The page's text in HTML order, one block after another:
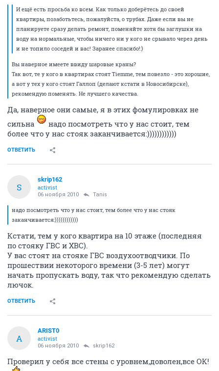
И ещё есть просьба ко всем. Как только доберётесь до своей
квартиры, позаботьтесь, пожалуйста, о трубах. Даже если вы не
планируете сразу делать ремонт, поменяйте хотя бы заглушки на
воду на нормальные, чтобы ничего ни у кого не срывало через день
и не топило соседей и вас! Заранее спасибо!:)
Вы наверное имеете ввиду шаровые краны?
Так вот, те у кого в квартирах стоят Tiemmе, тем повезло - это хорошие,
а вот у тех у кого стоят Галлоп (делают кстати в Новосибирске),
рекомендую поменять. Не лучшего качества.
Да, наверное они самые, я в этих фомулировках не
сильна
надо посмотреть что у нас стоит, тем
более что у нас стояк заканчивается:))))))))))))
ОТВЕТИТЬ
S
skrip162
activist
06 ноября 2010 Tanis
надо посмотреть что у нас стоит, тем более что у нас стояк
заканчивается:))))))))))))
Кстати, тем у кого квартира на 10 этаже (последняя
по стояку ГВС и ХВС).
У вас стоят на стояке ГВС воздухоотводчики. По
прошествии некоторого времени (3-5 лет) могут
начать пропускать воду, так что рекомендую сделать
лючок.
ОТВЕТИТЬ
A
ARIST0
activist
06 ноября 2010 skrip162
Проверил у себя все стены с уровнем,доволен,все ОК!